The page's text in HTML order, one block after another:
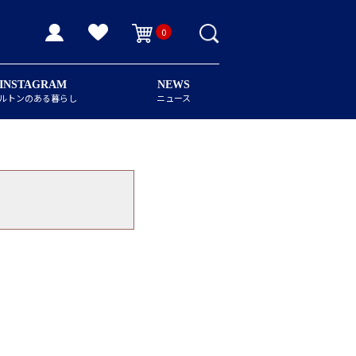
0
INSTAGRAM
トンのある暮らし
NEWS
ニュース